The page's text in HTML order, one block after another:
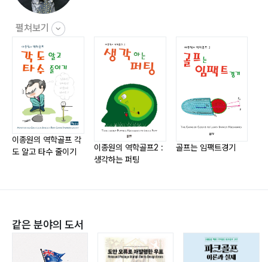
2.9?빗맞은 타격과 기어 효과 98
2.10?홈과 역회전106
제3장 충격과 클럽 설계
3.1?클럽 세트의 구성116
3.2?클럽 설계 및 제조 규제119
3.3?빗맞은 타격을 유도하는 클럽124
3.4?고반발 지역이 넓은 클럽129
3.5?초 고반발 비공인 드라이버134
3.6?구질 맞춤 드라이버137
3.7?드로우 전용 아이언141
제4장 정상 타격과 빗맞은 타격의 탄도
4.1?심한 빗맞은 타격156
펼쳐보기
이종원의 역학골프 각
도 알고 타수 줄이기
이종원의 역학골프2 :
생각하는 퍼팅
골프는 임팩트경기
같은 분야의 도서